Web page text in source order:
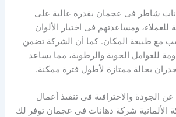
شاطر فى عجمان بقدرة عالية على
ومساعدتهم فى اختيار الألوان
مع طبيعة المكان. كما أن الشركة تضمن
للعوامل الجوية والرطوبة، مما يساعد
بحالة ممتازة لأطول فترة ممكنة.
الجودة والاحترافىة فى تنفىذ أعمال
الألمانية شركة دهانات فى عجمان توفر لك